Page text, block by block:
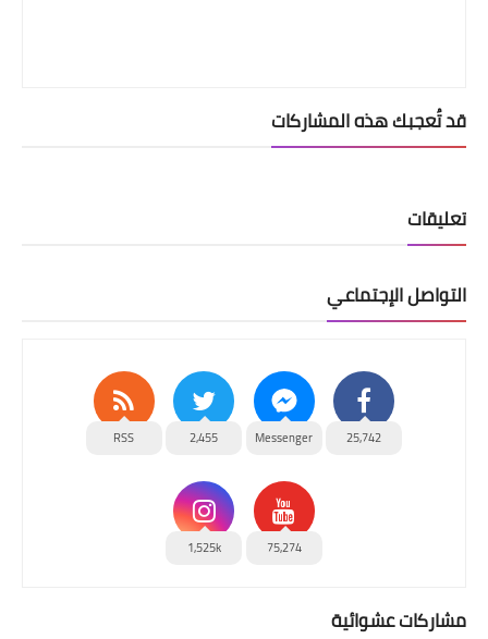
قد تُعجبك هذه المشاركات
تعليقات
التواصل الإجتماعي
25,742
Messenger
2,455
RSS
75,274
1,525k
مشاركات عشوائية